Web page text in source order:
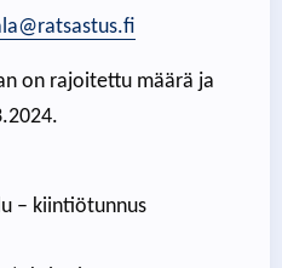
on rajoitettu määrä ja
– kiintiötunnus